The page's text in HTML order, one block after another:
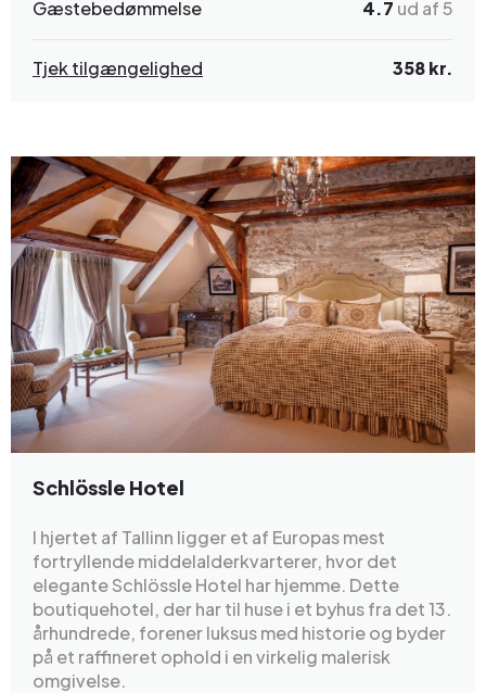
Gæstebedømmelse 4.7 ud af 5
Tjek tilgængelighed 358 kr.
Schlössle Hotel
I hjertet af Tallinn ligger et af Europas mest
fortryllende middelalderkvarterer, hvor det
elegante Schlössle Hotel har hjemme. Dette
boutiquehotel, der har til huse i et byhus fra det 13.
århundrede, forener luksus med historie og byder
på et raffineret ophold i en virkelig malerisk
omgivelse.